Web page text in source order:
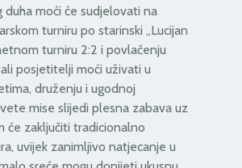
moći će sudjelovati na
turniru po starinski „Lucijan
turniru 2:2 i povlačenju
posjetitelji moći uživati u
druženju i ugodnoj
mise slijedi plesna zabava uz
će zaključiti tradicionalno
uvijek zanimljivo natjecanje u